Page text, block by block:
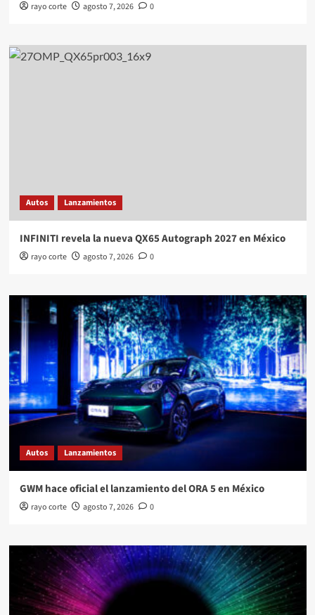
rayo corte agosto 7, 2026 0
Autos Lanzamientos
INFINITI revela la nueva QX65 Autograph 2027 en México
rayo corte agosto 7, 2026 0
Autos Lanzamientos
GWM hace oficial el lanzamiento del ORA 5 en México
rayo corte agosto 7, 2026 0